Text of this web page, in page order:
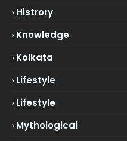
Histrory
Knowledge
Kolkata
Lifestyle
Lifestyle
Mythological